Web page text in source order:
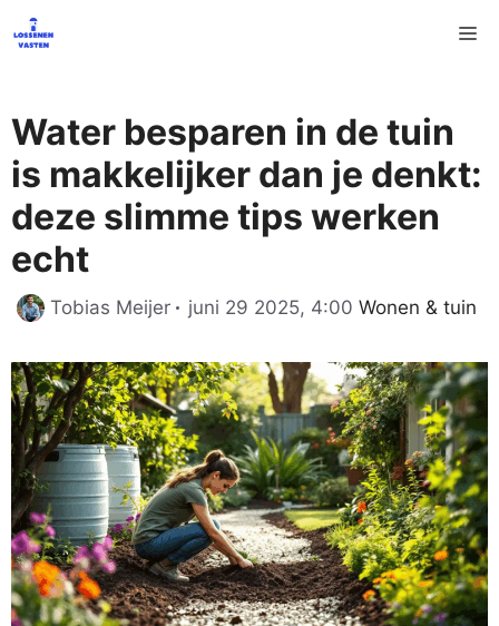
naar
Water besparen in de tuin
is makkelijker dan je denkt:
deze slimme tips werken
echt
Tobias Meijer juni 29 2025, 4:00 Categorieën
Wonen & tuin